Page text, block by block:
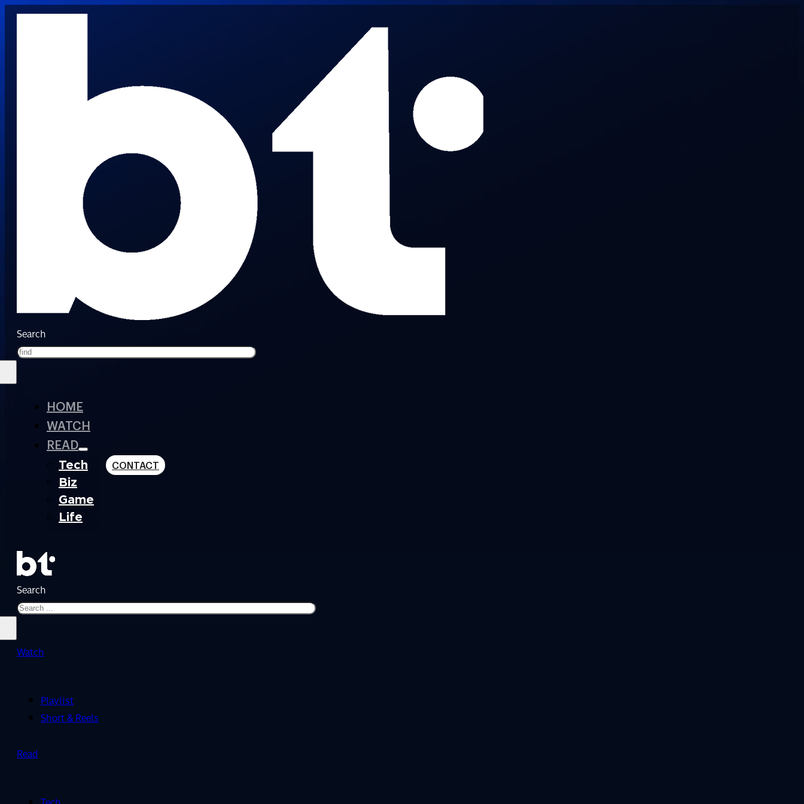
Search
HOME
WATCH
READ
Tech
Biz
Game
Life
CONTACT
Search
Watch
Playlist
Short & Reels
Read